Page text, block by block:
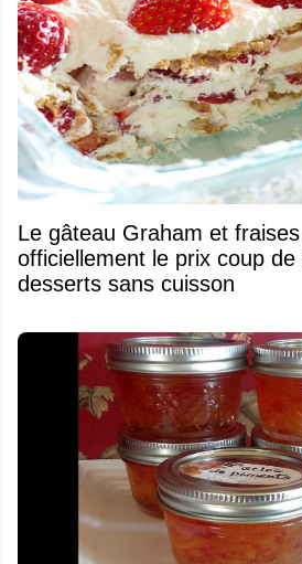
Le gâteau Graham et fraises se mérite
officiellement le prix coup
desserts sans cuisson